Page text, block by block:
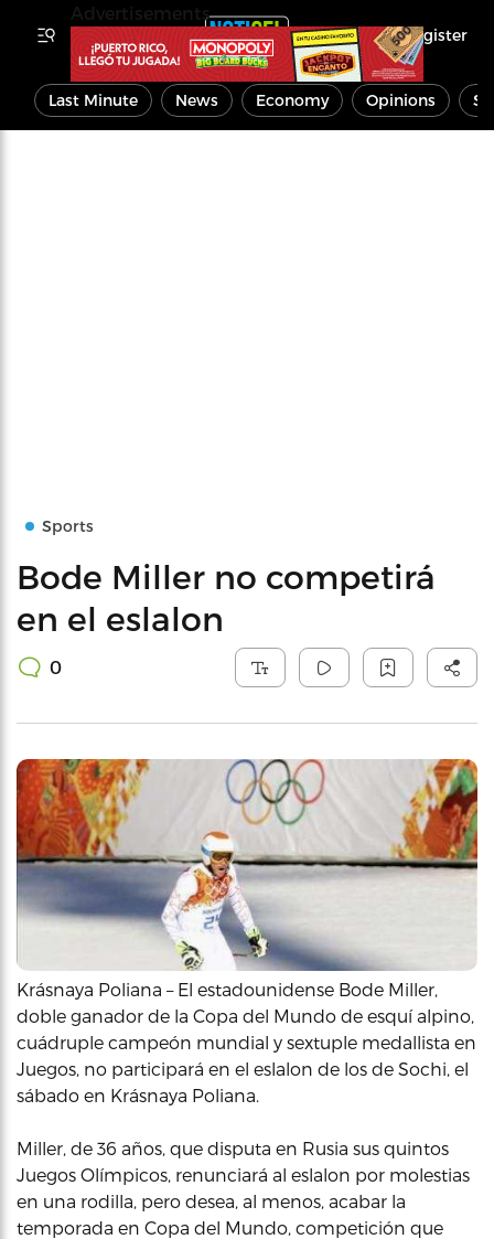
Register
Last Minute News Economy Opinions
Sports
Bode Miller no competirá
en el eslalon
0
Krásnaya Poliana – El estadounidense Bode Miller,
doble ganador de la Copa del Mundo de esquí alpino,
cuádruple campeón mundial y sextuple medallista en
Juegos, no participará en el eslalon de los de Sochi, el
sábado en Krásnaya Poliana.
Miller, de 36 años, que disputa en Rusia sus quintos
Juegos Olímpicos, renunciará al eslalon por molestias
en una rodilla, pero desea, al menos, acabar la
temporada en Copa del Mundo, competición que
Advertisements